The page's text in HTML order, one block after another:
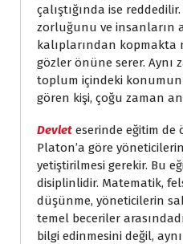
çalıştığında ise
zorluğunu ve insanların
kalıplarından kopmakta
gözler önüne serer. Aynı
toplum içindeki
gören kişi, çoğu zaman
Devlet eserinde eğitim de
Platon’a göre
yetiştirilmesi gerekir. Bu
disiplinlidir. Matematik,
düşünme, yöneticilerin
temel beceriler
bilgi edinmesini değil,